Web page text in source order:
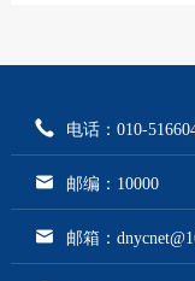
电话：010-
邮编：10000
邮箱：